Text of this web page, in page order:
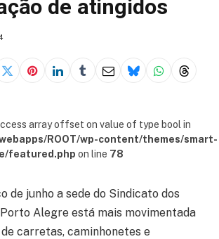
de atingidos
array offset on value of type bool in
ROOT/wp-content/themes/smart-
featured.php on line 78
de junho a sede do Sindicato dos
Alegre está mais movimentada
carretas, caminhonetes e